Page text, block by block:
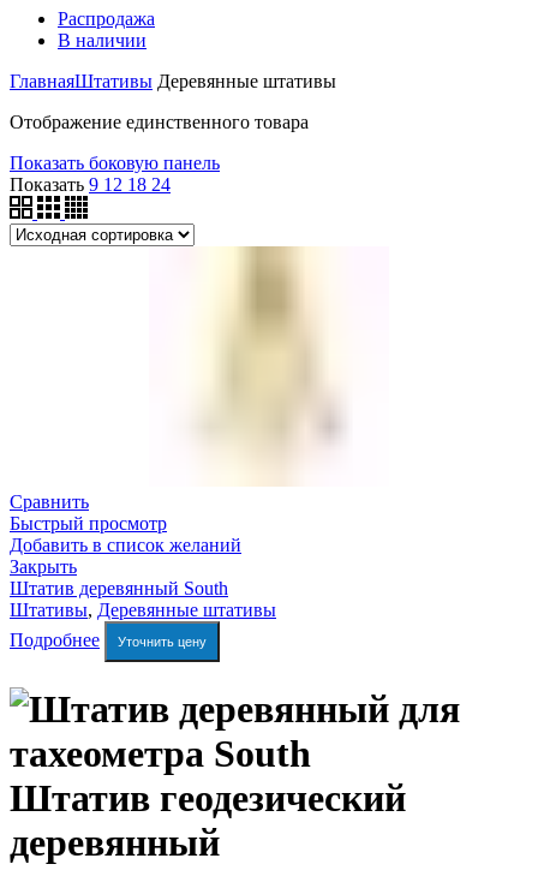
Распродажа
В наличии
ГлавнаяШтативы Деревянные штативы
Отображение единственного товара
Показать боковую панель
Показать 9 12 18 24
Сравнить
Быстрый просмотр
Добавить в список желаний
Закрыть
Штатив деревянный South
Штативы, Деревянные штативы
Подробнее
Уточнить цену
Штатив геодезический
деревянный